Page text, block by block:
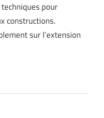
pour
constructions.
sur l’extension